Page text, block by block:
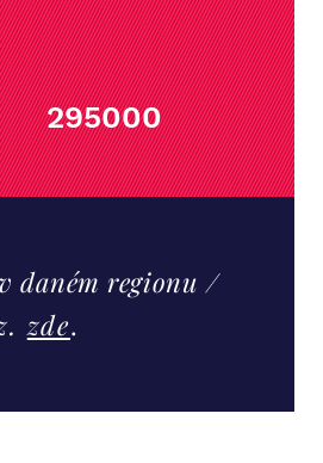
295000
daném regionu /
zde.